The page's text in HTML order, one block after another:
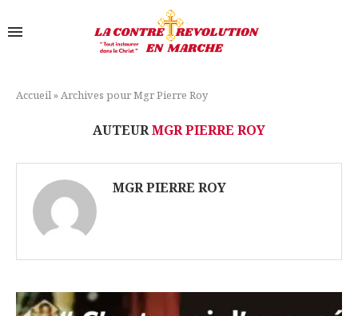
Accueil»Archives pour Mgr Pierre Roy
AUTEURMGR PIERRE ROY
MGR PIERRE ROY